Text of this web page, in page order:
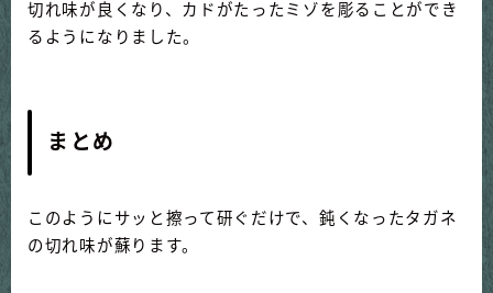
切れ味が良くなり、カドがたったミゾを彫ることができ
るようになりました。
まとめ
このようにサッと擦って研ぐだけで、鈍くなったタガネ
の切れ味が蘇ります。